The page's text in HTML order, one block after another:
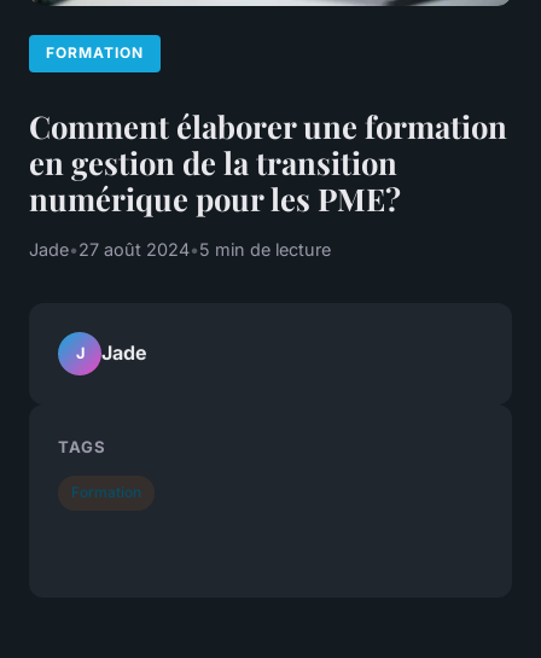
FORMATION
Comment élaborer une formation
en gestion de la transition
numérique pour les PME?
Jade•27 août 2024•5 min de lecture
J Jade
TAGS
Formation